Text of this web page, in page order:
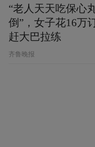
“老人天天吃保心
倒”，女子花16万
赶大巴拉练
齐鲁晚报